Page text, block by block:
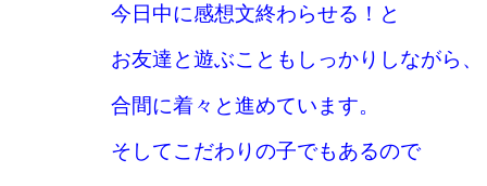
今日中に感想文終わらせる！と
お友達と遊ぶこともしっかりしながら、
合間に着々と進めています。
そしてこだわりの子でもあるので